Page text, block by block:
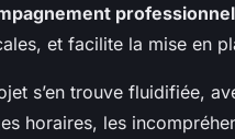
professionnel
et facilite la mise en
s’en trouve fluidifiée,
horaires, les